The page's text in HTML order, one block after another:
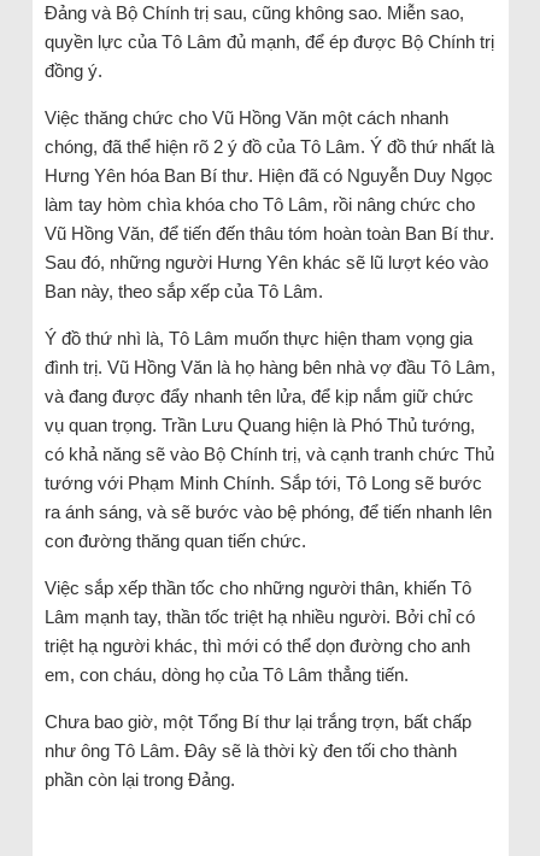
Đảng và Bộ Chính trị sau, cũng không sao. Miễn sao,
quyền lực của Tô Lâm đủ mạnh, để ép được Bộ Chính trị
đồng ý.
Việc thăng chức cho Vũ Hồng Văn một cách nhanh
chóng, đã thể hiện rõ 2 ý đồ của Tô Lâm. Ý đồ thứ nhất là
Hưng Yên hóa Ban Bí thư. Hiện đã có Nguyễn Duy Ngọc
làm tay hòm chìa khóa cho Tô Lâm, rồi nâng chức cho
Vũ Hồng Văn, để tiến đến thâu tóm hoàn toàn Ban Bí thư.
Sau đó, những người Hưng Yên khác sẽ lũ lượt kéo vào
Ban này, theo sắp xếp của Tô Lâm.
Ý đồ thứ nhì là, Tô Lâm muốn thực hiện tham vọng gia
đình trị. Vũ Hồng Văn là họ hàng bên nhà vợ đầu Tô Lâm,
và đang được đẩy nhanh tên lửa, để kịp nắm giữ chức
vụ quan trọng. Trần Lưu Quang hiện là Phó Thủ tướng,
có khả năng sẽ vào Bộ Chính trị, và cạnh tranh chức Thủ
tướng với Phạm Minh Chính. Sắp tới, Tô Long sẽ bước
ra ánh sáng, và sẽ bước vào bệ phóng, để tiến nhanh lên
con đường thăng quan tiến chức.
Việc sắp xếp thần tốc cho những người thân, khiến Tô
Lâm mạnh tay, thần tốc triệt hạ nhiều người. Bởi chỉ có
triệt hạ người khác, thì mới có thể dọn đường cho anh
em, con cháu, dòng họ của Tô Lâm thẳng tiến.
Chưa bao giờ, một Tổng Bí thư lại trắng trợn, bất chấp
như ông Tô Lâm. Đây sẽ là thời kỳ đen tối cho thành
phần còn lại trong Đảng.